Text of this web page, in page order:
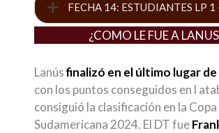
FECHA 14: ESTUDIANTES LP 1
¿COMO LE FUE A
Lanúsfinalizó en el último lugar de
con los puntos conseguidos en l
consiguió la clasificación en la Copa
Sudamericana 2024. El DT fue